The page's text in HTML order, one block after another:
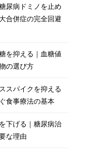
尿病ドミノを止め
合併症の完全回避
を抑える｜血糖値
の選び方
スパイクを抑える
食事療法の基本
下げる｜糖尿病治
な理由